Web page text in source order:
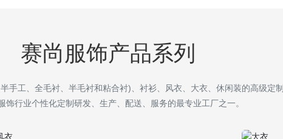
赛尚服饰产品系列
手工、全毛衬、半毛衬和粘合衬)、衬衫、风衣、大衣、休闲装的高级定制,
饰行业个性化定制研发、生产、配送、服务的最专业工厂之一。